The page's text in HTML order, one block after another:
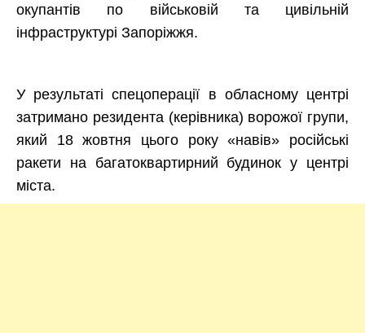
окупантів по військовій та цивільній
інфраструктурі Запоріжжя.
У результаті спецоперації в обласному центрі
затримано резидента (керівника) ворожої групи,
який 18 жовтня цього року «навів» російські
ракети на багатоквартирний будинок у центрі
міста.